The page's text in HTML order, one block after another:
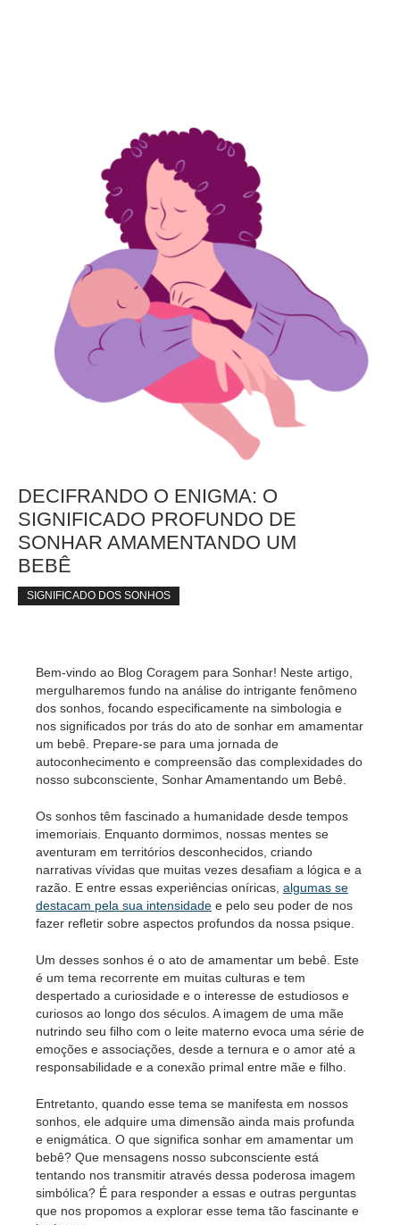
DECIFRANDO O ENIGMA: O
SIGNIFICADO PROFUNDO DE
SONHAR AMAMENTANDO UM
BEBÊ
SIGNIFICADO DOS SONHOS
Bem-vindo ao Blog Coragem para Sonhar! Neste artigo,
mergulharemos fundo na análise do intrigante fenômeno
dos sonhos, focando especificamente na simbologia e
nos significados por trás do ato de sonhar em amamentar
um bebê. Prepare-se para uma jornada de
autoconhecimento e compreensão das complexidades do
nosso subconsciente, Sonhar Amamentando um Bebê.
Os sonhos têm fascinado a humanidade desde tempos
imemoriais. Enquanto dormimos, nossas mentes se
aventuram em territórios desconhecidos, criando
narrativas vívidas que muitas vezes desafiam a lógica e a
razão. E entre essas experiências oníricas, algumas se
destacam pela sua intensidade e pelo seu poder de nos
fazer refletir sobre aspectos profundos da nossa psique.
Um desses sonhos é o ato de amamentar um bebê. Este
é um tema recorrente em muitas culturas e tem
despertado a curiosidade e o interesse de estudiosos e
curiosos ao longo dos séculos. A imagem de uma mãe
nutrindo seu filho com o leite materno evoca uma série de
emoções e associações, desde a ternura e o amor até a
responsabilidade e a conexão primal entre mãe e filho.
Entretanto, quando esse tema se manifesta em nossos
sonhos, ele adquire uma dimensão ainda mais profunda
e enigmática. O que significa sonhar em amamentar um
bebê? Que mensagens nosso subconsciente está
tentando nos transmitir através dessa poderosa imagem
simbólica? É para responder a essas e outras perguntas
que nos propomos a explorar esse tema tão fascinante e